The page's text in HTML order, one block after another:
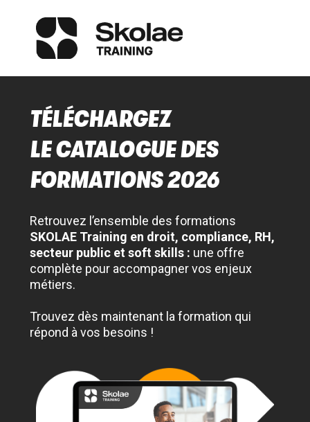
TÉLÉCHARGEZ
LE CATALOGUE DES
FORMATIONS 2026
Retrouvez l’ensemble des formations
SKOLAE Training en droit, compliance, RH,
secteur public et soft skills : une offre
complète pour accompagner vos enjeux
métiers.
Trouvez dès maintenant la formation qui
répond à vos besoins !